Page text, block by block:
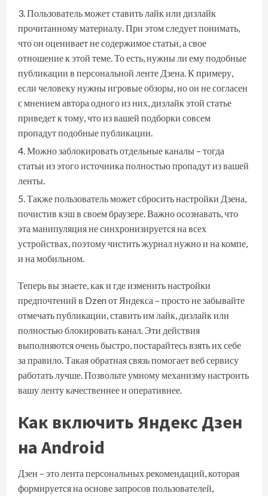
Пользователь может ставить лайк или дизлайк
прочитанному материалу. При этом следует понимать,
что он оценивает не содержимое статьи, а свое
отношение к этой теме. То есть, нужны ли ему подобные
публикации в персональной ленте Дзена. К примеру,
если человеку нужны игровые обзоры, но он не согласен
с мнением автора одного из них, дизлайк этой статье
приведет к тому, что из вашей подборки совсем
пропадут подобные публикации.
Можно заблокировать отдельные каналы – тогда
статьи из этого источника полностью пропадут из вашей
ленты.
Также пользователь может сбросить настройки Дзена,
почистив кэш в своем браузере. Важно осознавать, что
эта манипуляция не синхронизируется на всех
устройствах, поэтому чистить журнал нужно и на компе,
и на мобильном.
Теперь вы знаете, как и где изменить настройки
предпочтений в Dzen от Яндекса – просто не забывайте
отмечать публикации, ставить им лайк, дизлайк или
полностью блокировать канал. Эти действия
выполняются очень быстро, постарайтесь взять их себе
за правило. Такая обратная связь помогает веб сервису
работать лучше. Позвольте умному механизму настроить
вашу ленту качественнее и оперативнее.
Как включить Яндекс Дзен
на Android
Дзен – это лента персональных рекомендаций, которая
формируется на основе запросов пользователей,